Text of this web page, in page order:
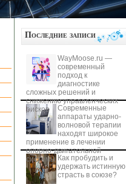
Последние записи
WayMoose.ru —
современный
подход к
диагностике
сложных решений и
снижению управленческих
рисков
Современные
аппараты ударно-
волновой терапии
находят широкое
применение в лечении
опорно-двигательной
системы Как пробудить и
удержать истинную
страсть в союзе?